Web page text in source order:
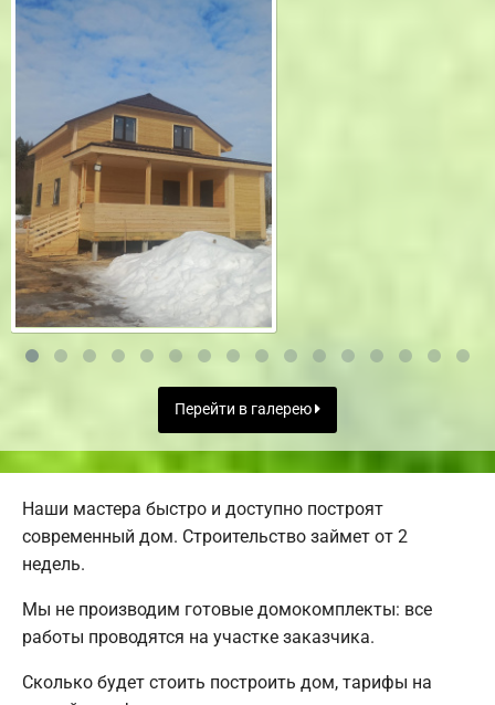
Перейти в галерею
Наши мастера быстро и доступно построят
современный дом. Строительство займет от 2
недель.
Мы не производим готовые домокомплекты: все
работы проводятся на участке заказчика.
Сколько будет стоить построить дом, тарифы на